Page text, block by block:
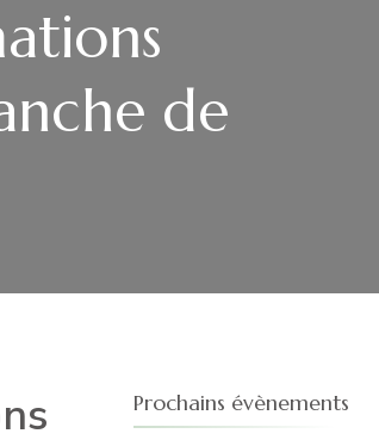
de
Prochains évènements